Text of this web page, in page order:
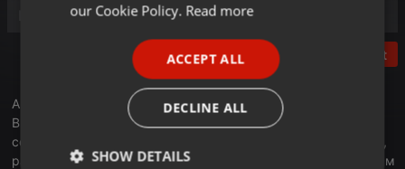
Post
Авторская программа Валихана Тена «Другой ты!» на
Business FM возвращается. В очередном выпуске нового
сезона «Другой ты!» Алмаз Шарман, профессор медицины,
рассказал, почему питание в школах должно быть полезным
our Cookie Policy. Read more
ACCEPT ALL
DECLINE ALL
SHOW DETAILS